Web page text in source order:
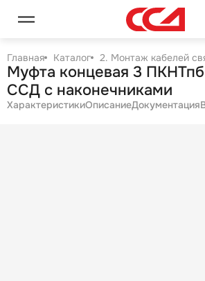
Главная Каталог 2. Монтаж кабелей
Муфта концевая 3 ПКНТпб-10
ССД с наконечниками
ХарактеристикиОписаниеДокументация